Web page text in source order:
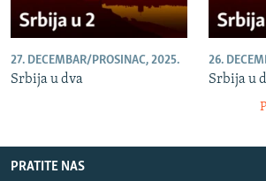
27. DECEMBAR/PROSINAC, 2025.
Srbija u dva
26.
Srbija u
PRATITE NAS